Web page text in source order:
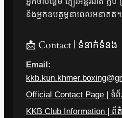
និងអ្នកឧបត្ថម្ភនាពេលអនាគត។
📩 Contact | ទំនាក់ទំនង
Email:
Official Contact Page | ទំព័រ
KKB Club Information | ព័ត៌